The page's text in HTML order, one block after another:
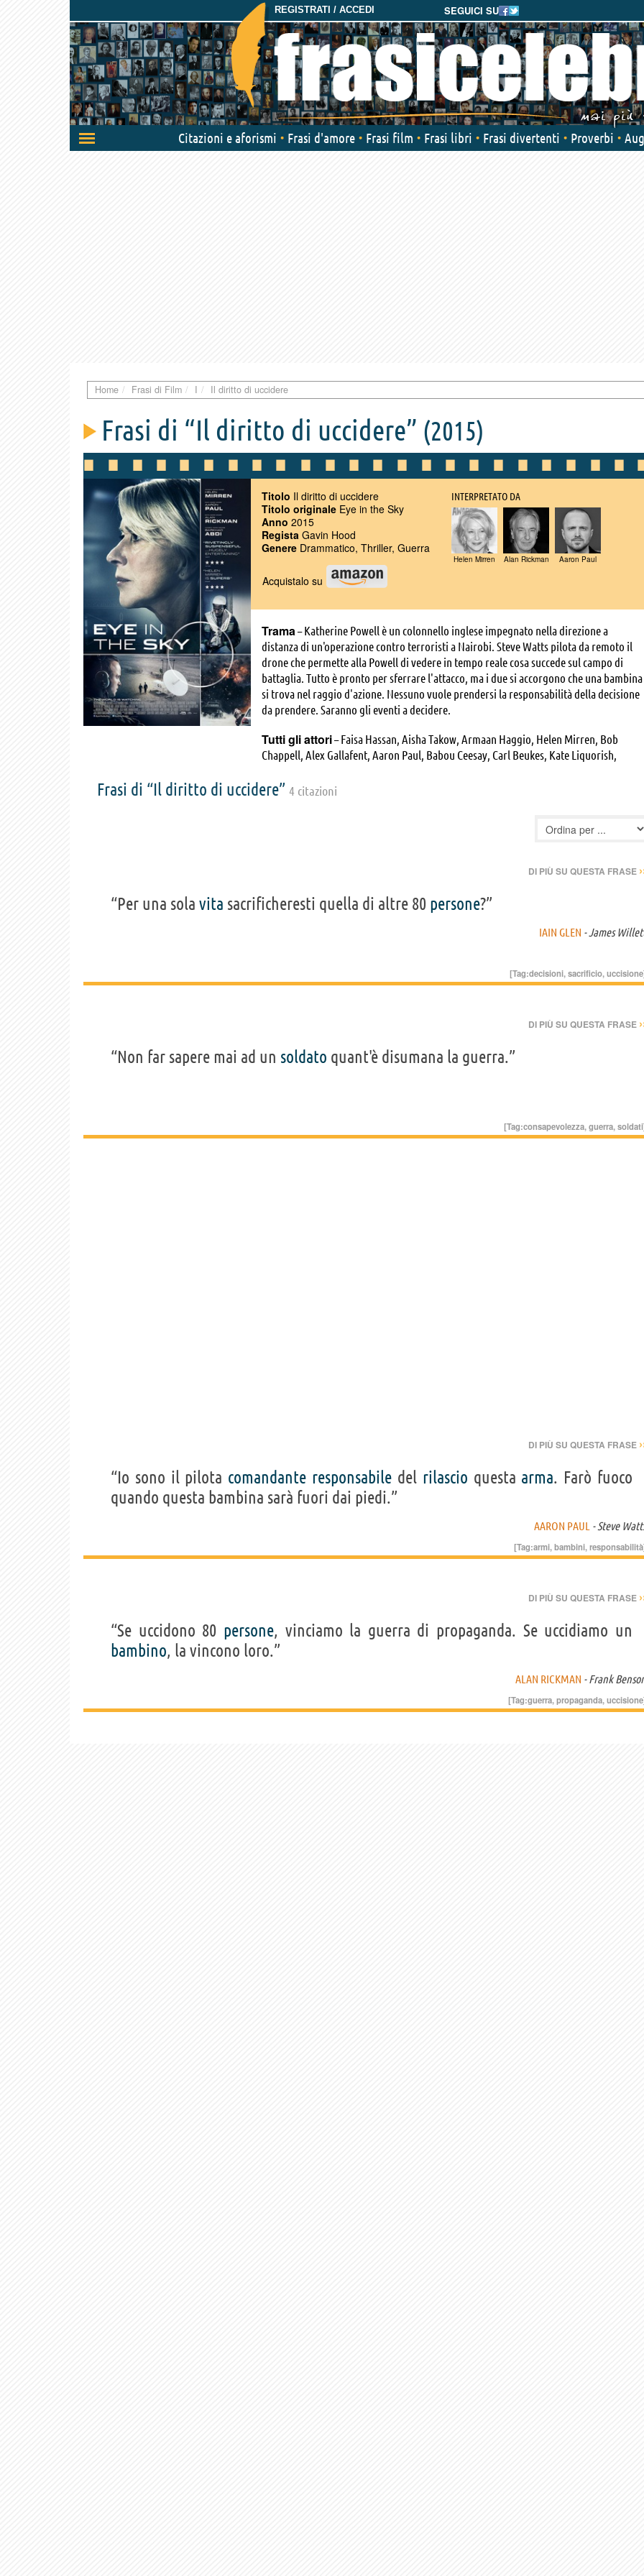
SEGUICI SU
REGISTRATI / ACCEDI
Attiva/disattiva
navigazione
Citazioni e aforismi Frasi d'amore Frasi film Frasi libri Frasi divertenti Proverbi
Home Frasi di Film I Il diritto di uccidere
Frasi di “Il diritto di uccidere” (2015)
Titolo Il diritto di uccidere
Titolo originale Eye in the Sky
Anno 2015
Regista Gavin Hood
Genere Drammatico, Thriller, Guerra
INTERPRETATO DA
Helen Mirren Alan Rickman Aaron Paul
Acquistalo su
Trama – Katherine Powell è un colonnello inglese impegnato nella direzione a
distanza di un'operazione contro terroristi a Nairobi. Steve Watts pilota da remoto il
drone che permette alla Powell di vedere in tempo reale cosa succede sul campo di
battaglia. Tutto è pronto per sferrare l'attacco, ma i due si accorgono che una bambina
si trova nel raggio d'azione. Nessuno vuole prendersi la responsabilità della decisione
da prendere. Saranno gli eventi a decidere.
Tutti gli attori– Faisa Hassan, Aisha Takow, Armaan Haggio, Helen Mirren, Bob
Chappell, Alex Gallafent, Aaron Paul, Babou Ceesay, Carl Beukes, Kate Liquorish,
Masemola, Ahmed Mohamed Ali, Alan Rickman, Phoebe Fox, Lemogang Tsipa, Paul
Frasi di “Il diritto di uccidere” 4 citazioni
DI PIÙ SU QUESTA FRASE
“Per una sola vita sacrificheresti quella di altre 80 persone?”
IAIN GLEN - James
[Tag:decisioni,sacrificio,uccisione
DI PIÙ SU QUESTA FRASE
“Non far sapere mai ad un soldato quant'è disumana la guerra.”
[Tag:consapevolezza,guerra,soldati
DI PIÙ SU QUESTA FRASE
“Io sono il pilota comandante responsabile del rilascio questa arma. Farò fuoco
quando questa bambina sarà fuori dai piedi.”
AARON PAUL - Steve
[Tag:armi,bambini,responsabilità
DI PIÙ SU QUESTA FRASE
“Se uccidono 80 persone, vinciamo la guerra di propaganda. Se uccidiamo un
bambino, la vincono loro.”
ALAN RICKMAN - Frank
[Tag:guerra,propaganda,uccisione